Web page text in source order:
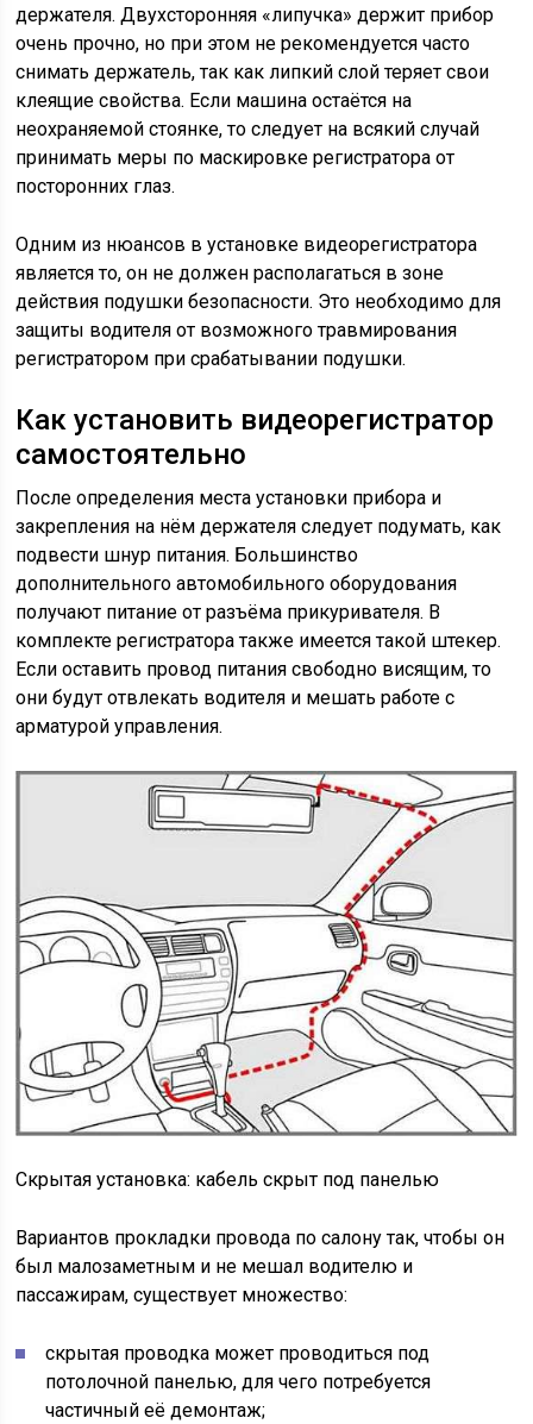
держателя. Двухсторонняя «липучка» держит прибор
очень прочно, но при этом не рекомендуется часто
снимать держатель, так как липкий слой теряет свои
клеящие свойства. Если машина остаётся на
неохраняемой стоянке, то следует на всякий случай
принимать меры по маскировке регистратора от
посторонних глаз.
Одним из нюансов в установке видеорегистратора
является то, он не должен располагаться в зоне
действия подушки безопасности. Это необходимо для
защиты водителя от возможного травмирования
регистратором при срабатывании подушки.
Как установить видеорегистратор
самостоятельно
После определения места установки прибора и
закрепления на нём держателя следует подумать, как
подвести шнур питания. Большинство
дополнительного автомобильного оборудования
получают питание от разъёма прикуривателя. В
комплекте регистратора также имеется такой штекер.
Если оставить провод питания свободно висящим, то
они будут отвлекать водителя и мешать работе с
арматурой управления.
Скрытая установка: кабель скрыт под панелью
Вариантов прокладки провода по салону так, чтобы он
был малозаметным и не мешал водителю и
пассажирам, существует множество:
скрытая проводка может проводиться под
потолочной панелью, для чего потребуется
частичный её демонтаж;